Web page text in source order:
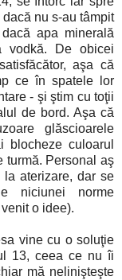
nu s-au tâmpit
apa minerală
vodkă. De obicei
aşa că
ce în spatele lor
- şi ştim cu toţii
de bord. Aşa că
glăscioarele
culoarul
turmă. Personal aş
aterizare, dar se
niciunei norme
o idee).
vine cu o soluţie
13, ceea ce nu îi
mă nelinişteşte